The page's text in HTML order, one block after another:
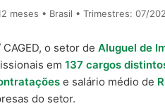
meses • Brasil • Trimestres: 07/
o setor de Aluguel de
em 137 cargos
e salário médio de
do setor.